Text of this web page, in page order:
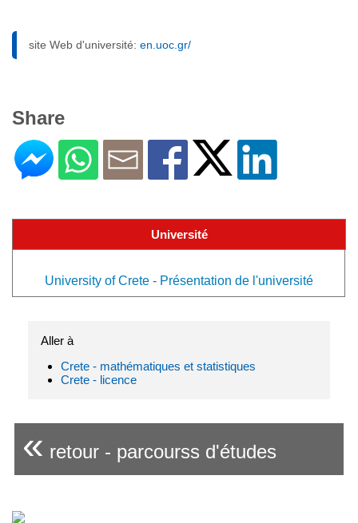
site Web d'université: en.uoc.gr/
Share
Université
University of Crete - Présentation de l'université
Aller à
Crete - mathématiques et statistiques
Crete - licence
« retour - parcourss d'études